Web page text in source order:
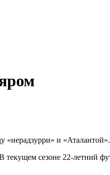
«нерадзурри» и «Аталантой».
сезоне 22-летний